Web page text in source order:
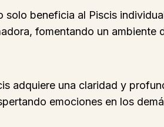
beneficia al Piscis
fomentando un ambiente
adquiere una claridad y
emociones en los